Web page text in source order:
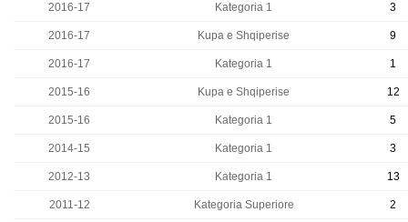
2016-17 Kategoria 1 3
2016-17 Kupa e Shqiperise 9
2016-17 Kategoria 1 1
2015-16 Kupa e Shqiperise 12
2015-16 Kategoria 1 5
2014-15 Kategoria 1 3
2012-13 Kategoria 1 13
2011-12 Kategoria Superiore 2